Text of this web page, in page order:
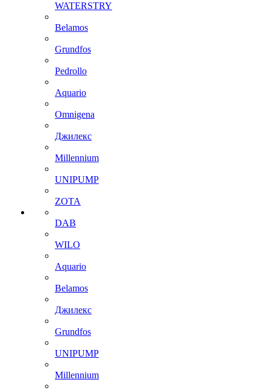
WATERSTRY
Belamos
Grundfos
Pedrollo
Aquario
Omnigena
Джилекс
Millennium
UNIPUMP
ZOTA
DAB
WILO
Aquario
Belamos
Джилекс
Grundfos
UNIPUMP
Millennium